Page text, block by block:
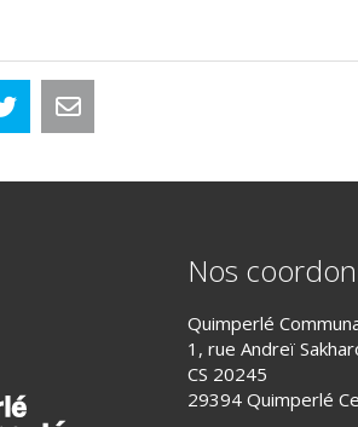
Nos
Quimperlé
1, rue Andreï
CS 20245
29394 Quimperlé